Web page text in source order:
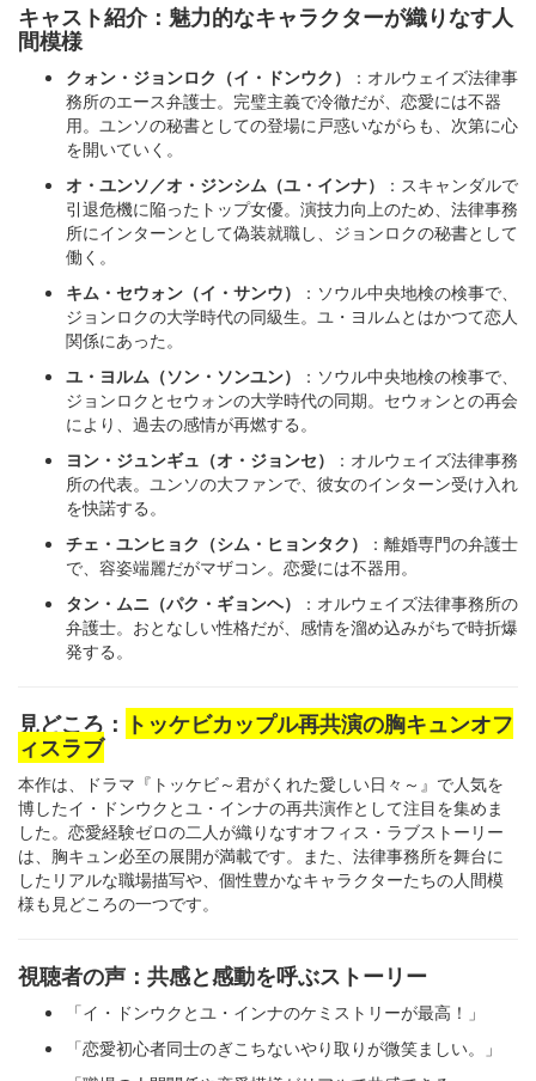
キャスト紹介：魅力的なキャラクターが織りなす人
間模様
クォン・ジョンロク（イ・ドンウク）
：オルウェイズ法律事
務所のエース弁護士。完璧主義で冷徹だが、恋愛には不器
用。ユンソの秘書としての登場に戸惑いながらも、次第に心
を開いていく。
オ・ユンソ／オ・ジンシム（ユ・インナ）
：スキャンダルで
引退危機に陥ったトップ女優。演技力向上のため、法律事務
所にインターンとして偽装就職し、ジョンロクの秘書として
働く。
キム・セウォン（イ・サンウ）
：ソウル中央地検の検事で、
ジョンロクの大学時代の同級生。ユ・ヨルムとはかつて恋人
関係にあった。
ユ・ヨルム（ソン・ソンユン）
：ソウル中央地検の検事で、
ジョンロクとセウォンの大学時代の同期。セウォンとの再会
により、過去の感情が再燃する。
ヨン・ジュンギュ（オ・ジョンセ）
：オルウェイズ法律事務
所の代表。ユンソの大ファンで、彼女のインターン受け入れ
を快諾する。
チェ・ユンヒョク（シム・ヒョンタク）
：離婚専門の弁護士
で、容姿端麗だがマザコン。恋愛には不器用。
タン・ムニ（パク・ギョンヘ）
：オルウェイズ法律事務所の
弁護士。おとなしい性格だが、感情を溜め込みがちで時折爆
発する。
見どころ： トッケビカップル再共演の胸キュンオフ
ィスラブ
本作は、ドラマ『トッケビ～君がくれた愛しい日々～』で人気を
博したイ・ドンウクとユ・インナの再共演作として注目を集めま
した。恋愛経験ゼロの二人が織りなすオフィス・ラブストーリー
は、胸キュン必至の展開が満載です。また、法律事務所を舞台に
したリアルな職場描写や、個性豊かなキャラクターたちの人間模
様も見どころの一つです。
視聴者の声：共感と感動を呼ぶストーリー
「イ・ドンウクとユ・インナのケミストリーが最高！」
「恋愛初心者同士のぎこちないやり取りが微笑ましい。」